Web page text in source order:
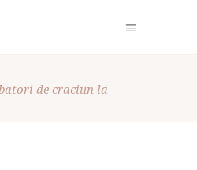
de craciun la